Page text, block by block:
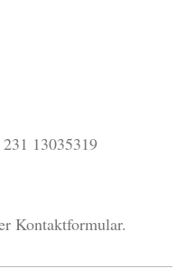
13035319
Kontaktformular.